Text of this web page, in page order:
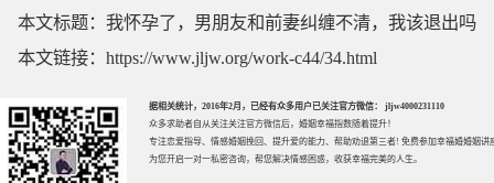
本文标题： 我怀孕了，男朋友和前妻纠缠不清，我该退出吗
本文链接： https://www.jljw.org/work-c44/34.html
据相关统计，2016年2月，已经有众多用户已关注官方微信： jljw4000231110
众多求助者自从关注关注官方微信后，婚姻幸福指数随着提升！
专注恋爱指导、 情感婚姻挽回 、提升爱的能力、帮助劝退第三者! 免费参加幸福婚婚姻讲
为您开启一对一私密咨询，帮您解决情感困惑，收获幸福完美的人生。